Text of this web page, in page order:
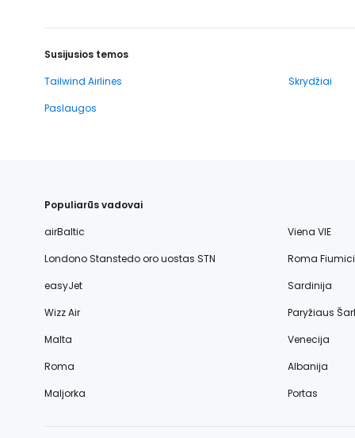
Susijusios temos
Tailwind Airlines
Skrydžiai
Paslaugos
Populiarūs vadovai
airBaltic
Viena VIE
Londono Stanstedo oro uostas STN
Roma
easyJet
Sardinija
Wizz Air
Paryžiaus
Malta
Venecija
Roma
Albanija
Maljorka
Portas